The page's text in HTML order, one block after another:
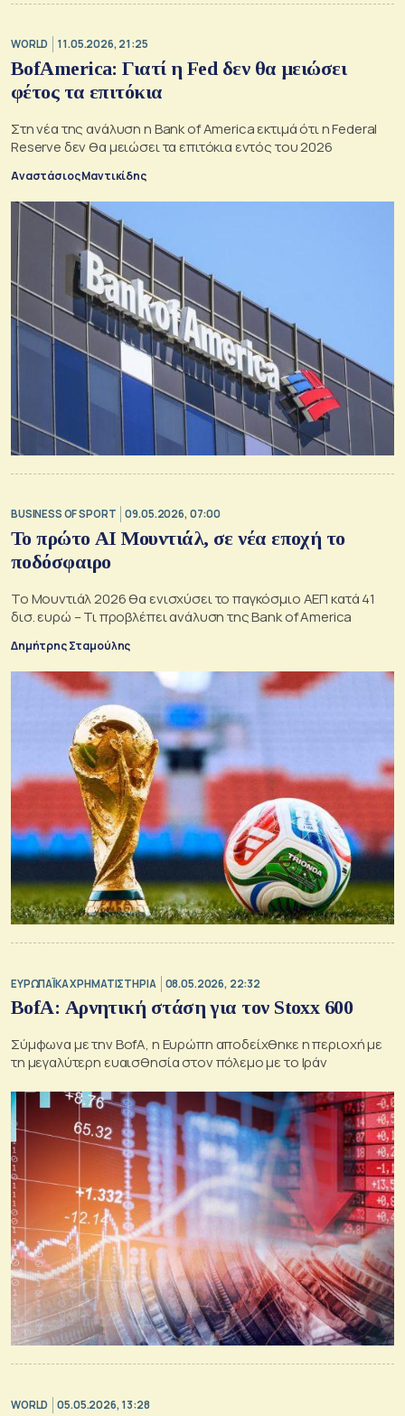
WORLD 11.05.2026, 21:25
BofAmerica: Γιατί η Fed δεν θα μειώσει
φέτος τα επιτόκια
Στη νέα της ανάλυση η Bank of America εκτιμά ότι η Federal
Reserve δεν θα μειώσει τα επιτόκια εντός του 2026
Αναστάσιος Μαντικίδης
BUSINESS OF SPORT 09.05.2026, 07:00
To πρώτο AI Μουντιάλ, σε νέα εποχή το
ποδόσφαιρο
Το Μουντιάλ 2026 θα ενισχύσει το παγκόσμιο ΑΕΠ κατά 41
δισ. ευρώ – Τι προβλέπει ανάλυση της Bank of America
Δημήτρης Σταμούλης
ΕΥΡΩΠΑΪΚΑ ΧΡΗΜΑΤΙΣΤΗΡΙΑ 08.05.2026, 22:32
BofA: Αρνητική στάση για τον Stoxx 600
Σύμφωνα με την BofA, η Ευρώπη αποδείχθηκε η περιοχή με
τη μεγαλύτερη ευαισθησία στον πόλεμο με το Ιράν
WORLD 05.05.2026, 13:28